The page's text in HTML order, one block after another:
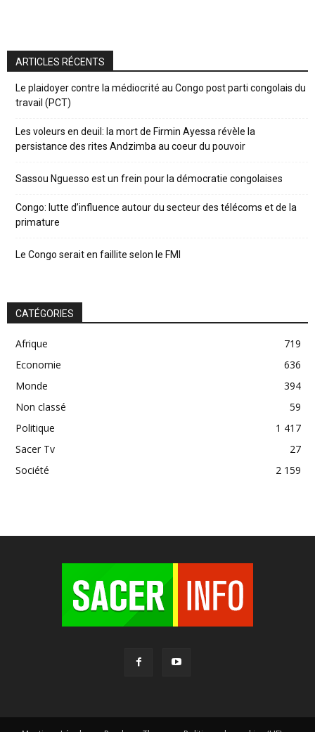
ARTICLES RÉCENTS
Le plaidoyer contre la médiocrité au Congo post parti congolais du
travail (PCT)
Les voleurs en deuil: la mort de Firmin Ayessa révèle la
persistance des rites Andzimba au coeur du pouvoir
Sassou Nguesso est un frein pour la démocratie congolaises
Congo: lutte d’influence autour du secteur des télécoms et de la
primature
Le Congo serait en faillite selon le FMI
CATÉGORIES
Afrique
719
Economie
636
Monde
394
Non classé
59
Politique
1 417
Sacer Tv
27
Société
2 159